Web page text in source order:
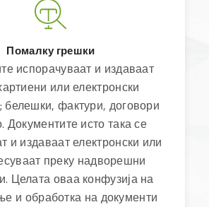
Помалку грешки
испорачуваат и издаваат
или електронски
белешки, фактури, договори
Документите исто така се
и издаваат електронски или
преку надворешни
Целата оваа конфузија на
и обработка на документи